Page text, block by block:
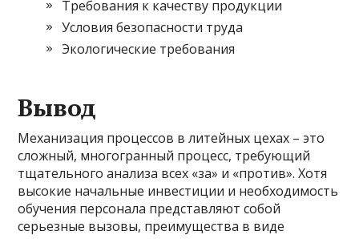
Требования к качеству продукции
Условия безопасности труда
Экологические требования
Вывод
Механизация процессов в литейных цехах – это
сложный, многогранный процесс, требующий
тщательного анализа всех «за» и «против». Хотя
высокие начальные инвестиции и необходимость
обучения персонала представляют собой
серьезные вызовы, преимущества в виде